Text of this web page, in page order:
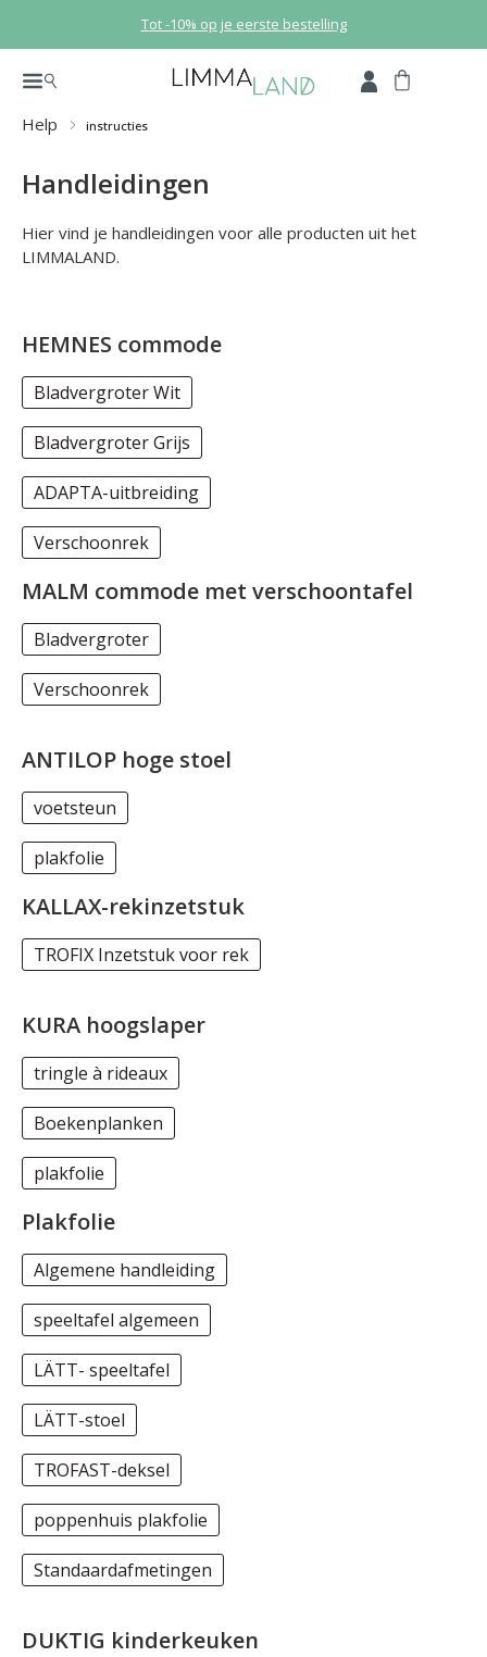
Ga naar de hoofdinhoudTot -10% op je eerste bestelling
Help instructies
Handleidingen
Hier vind je handleidingen voor alle producten uit het
LIMMALAND.
HEMNES commode
Bladvergroter Wit
Bladvergroter Grijs
ADAPTA-uitbreiding
Verschoonrek
MALM commode met verschoontafel
Bladvergroter
Verschoonrek
ANTILOP hoge stoel
voetsteun
plakfolie
KALLAX-rekinzetstuk
TROFIX Inzetstuk voor rek
KURA hoogslaper
tringle à rideaux
Boekenplanken
plakfolie
Plakfolie
Algemene handleiding
speeltafel algemeen
LÄTT- speeltafel
LÄTT-stoel
TROFAST-deksel
poppenhuis plakfolie
Standaardafmetingen
DUKTIG kinderkeuken